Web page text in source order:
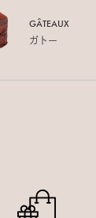
GÂTEAUX
ガトー